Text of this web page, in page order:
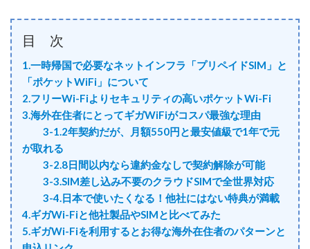
目 次
1.一時帰国で必要なネットインフラ「プリペイドSIM」と
「ポケットWiFi」について
2.フリーWi-Fiよりセキュリティの高いポケットWi-Fi
3.海外在住者にとってギガWiFiがコスパ最強な理由
3-1.2年契約だが、月額550円と最安値級で1年で元
が取れる
3-2.8日間以内なら違約金なしで契約解除が可能
3-3.SIM差し込み不要のクラウドSIMで全世界対応
3-4.日本で使いたくなる！他社にはない特典が満載
4.ギガWi-Fiと他社製品やSIMと比べてみた
5.ギガWi-Fiを利用するとお得な海外在住者のパターンと